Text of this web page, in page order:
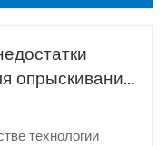
опрыскивания
технологии